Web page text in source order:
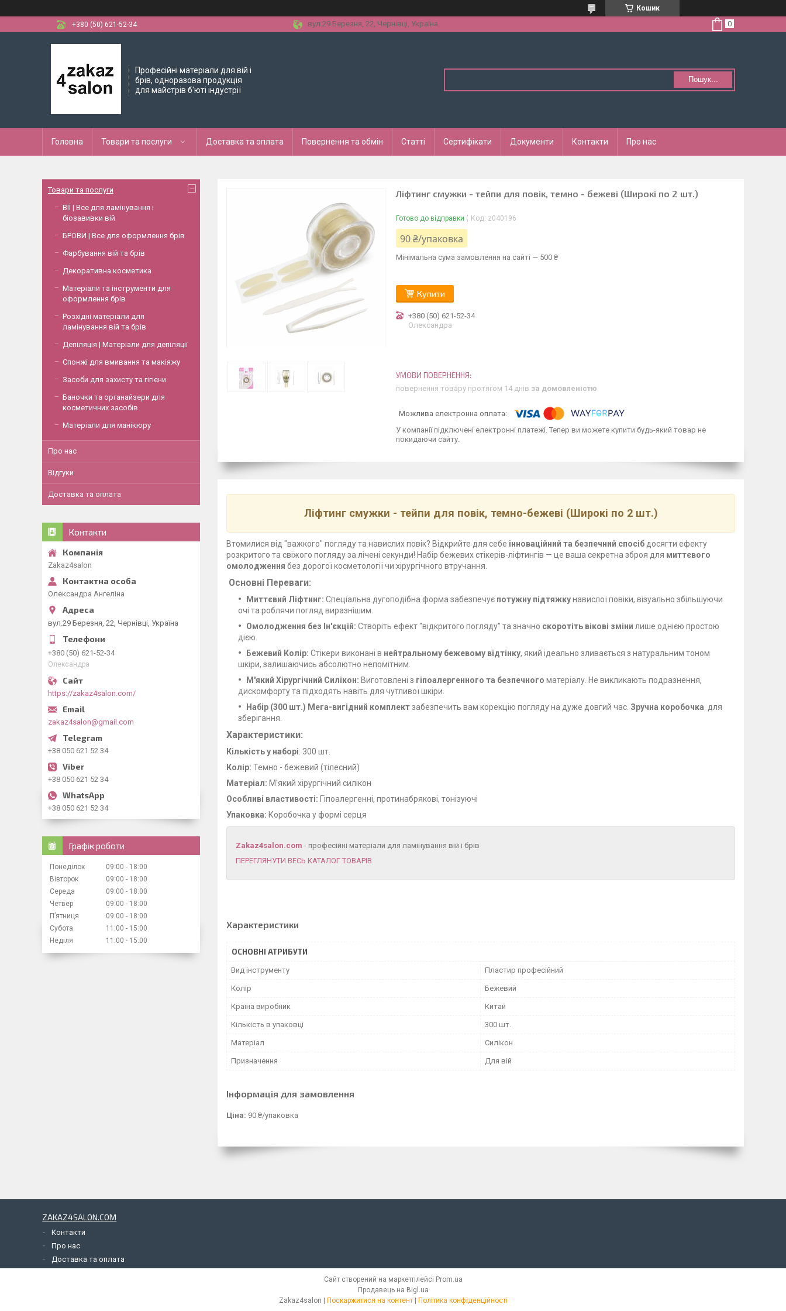
Кошик
+380 (50) 621-52-34
вул.29 Березня, 22, Чернівці, Україна
Професійні матеріали для вій і
брів, одноразова продукція
для майстрів б'юті індустрії
Пошук...
Головна Товари та послуги Доставка та оплата Повернення та обмін Статті Сертифікати Документи Контакти Про нас
Ліфтинг смужки - тейпи для повік, темно - бежеві (Широкі по 2 шт.)
Готово до відправки Код: z040196
90 ₴/упаковка
Мінімальна сума замовлення на сайті — 500 ₴
Купити
+380 (50) 621-52-34
Олександра
повернення товару протягом 14 днів за домовленістю
У компанії підключені електронні платежі. Тепер ви можете купити будь-який товар не
покидаючи сайту.
Ліфтинг смужки - тейпи для повік, темно-бежеві (Широкі по 2 шт.)
Втомилися від "важкого" погляду та навислих повік? Відкрийте для себе інноваційний та безпечний спосіб досягти ефекту
розкритого та свіжого погляду за лічені секунди! Набір бежевих стікерів-ліфтингів — це ваша секретна зброя для миттєвого
омолодження без дорогої косметології чи хірургічного втручання.
Основні Переваги:
Миттєвий Ліфтинг: Спеціальна дугоподібна форма забезпечує потужну підтяжкунавислої повіки, візуально збільшуючи
очі та роблячи погляд виразнішим.
Омолодження без Ін'єкцій: Створіть ефект "відкритого погляду" та значно скоротіть вікові зміни лише однією простою
дією.
Бежевий Колір: Стікери виконані в нейтральному бежевому відтінку, який ідеально зливається з натуральним тоном
шкіри, залишаючись абсолютно непомітним.
М'який Хірургічний Силікон: Виготовлені з гіпоалергенного та безпечного матеріалу. Не викликають подразнення,
дискомфорту та підходять навіть для чутливої шкіри.
Набір (300 шт.) Мега-вигідний комплектзабезпечить вам корекцію погляду на дуже довгий час. Зручна коробочка для
зберігання.
Характеристики:
Кількість у наборі: 300 шт.
Колір: Темно - бежевий (тілесний)
Матеріал: М'який хірургічний силікон
Особливі властивості: Гіпоалергенні, протинабрякові, тонізуючі
Упаковка: Коробочка у формі серця
Zakaz4salon.com - професійні матеріали для ламінування вій і брів
ПЕРЕГЛЯНУТИ ВЕСЬ КАТАЛОГ ТОВАРІВ
Характеристики
ОСНОВНІ АТРИБУТИ
Вид інструменту Пластир професійний
Колір Бежевий
Країна виробник Китай
Кількість в упаковці 300 шт.
Матеріал Силікон
Призначення Для вій
Інформація для замовлення
Ціна: 90 ₴/упаковка
Товари та послуги
ВІЇ | Все для ламінування і
біозавивки вій
БРОВИ | Все для оформлення брів
Фарбування вій та брів
Декоративна косметика
Матеріали та інструменти для
оформлення брів
Розхідні матеріали для
ламінування вій та брів
Депіляція | Матеріали для депіляції
Спонжі для вмивання та макіяжу
Засоби для захисту та гігієни
Баночки та органайзери для
косметичних засобів
Матеріали для манікюру
Про нас
Відгуки
Доставка та оплата
Контакти
Zakaz4salon
Олександра Ангеліна
вул.29 Березня, 22, Чернівці, Україна
+380 (50) 621-52-34
Олександра
https://zakaz4salon.com/
zakaz4salon@gmail.com
+38 050 621 52 34
+38 050 621 52 34
+38 050 621 52 34
Графік роботи
Понеділок 09:00
18:00
Вівторок
09:00
18:00
Середа
09:00
18:00
Четвер
09:00
18:00
Пʼятниця
09:00
18:00
Субота
11:00
15:00
Неділя
11:00 15:00
ZAKAZ4SALON.COM
Контакти
Про нас
Доставка та оплата
Сайт створений на маркетплейсі Prom.ua
Продавець на Bigl.ua
Поскаржитися на контент Політика конфіденційності